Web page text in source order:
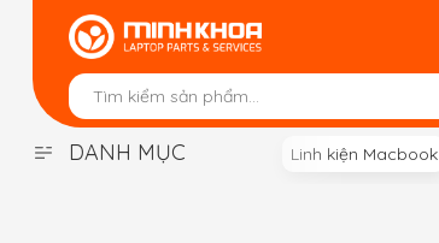
content
Linh kiện Macbook
DANH MỤC